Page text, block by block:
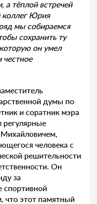
тёплой встречей
коллег Юрия
мы собираемся
сохранить ту
он умел
честное
думы по
и соратник мэра
человека с
решительности
Он
за
спортивной
что этот памятный